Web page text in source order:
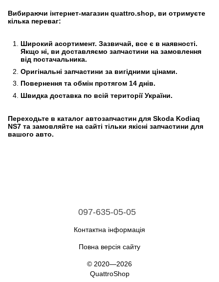
Вибираючи інтернет-магазин quattro.shop, ви отримуєте
кілька переваг:
Широкий асортимент. Зазвичай, все є в наявності.
Якщо ні, ви доставляємо запчастини на замовлення
від постачальника.
Оригінальні запчастини за вигідними цінами.
Повернення та обмін протягом 14 днів.
Швидка доставка по всій території України.
Переходьте в каталог автозапчастин для Skoda Kodiaq
NS7 та замовляйте на сайті тільки якісні запчастини для
вашого авто.
097-635-05-05
Контактна інформація
Повна версія сайту
© 2020—2026
QuattroShop